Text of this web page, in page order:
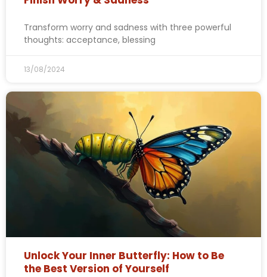
Transform worry and sadness with three powerful
thoughts: acceptance, blessing
13/08/2024
Unlock Your Inner Butterfly: How to Be
the Best Version of Yourself